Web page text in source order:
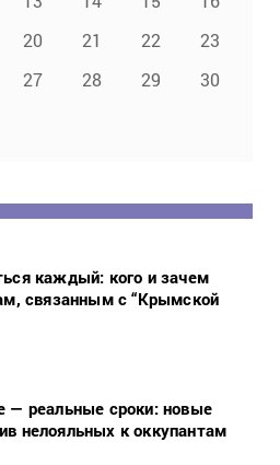
20 21 22
23
27 28 29
30
каждый: кого и зачем
связанным с “Крымской
— реальные сроки: новые
нелояльных к оккупантам